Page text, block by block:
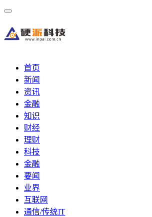
首页
新闻
资讯
金融
知识
财经
理财
科技
金融
要闻
业界
互联网
通信/传统IT